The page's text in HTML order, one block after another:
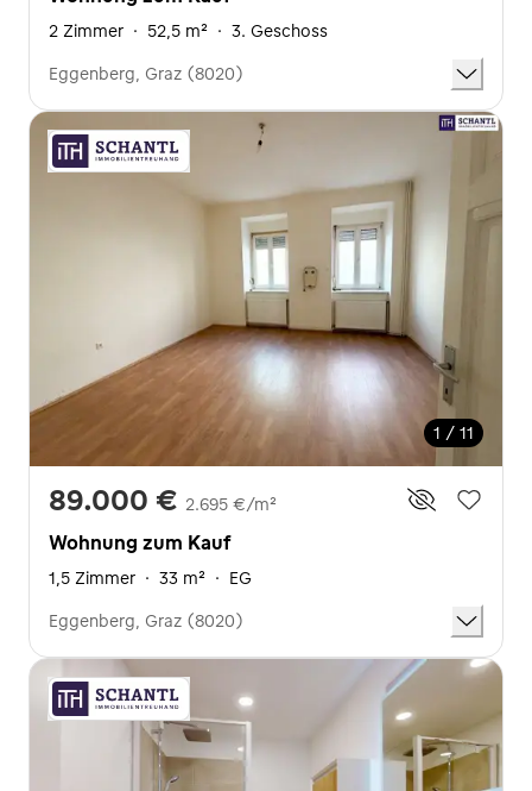
2 Zimmer · 52,5 m² · 3. Geschoss
Eggenberg, Graz (8020)
1 / 11
89.000 € 2.695 €/m²
Wohnung zum Kauf
1,5 Zimmer · 33 m² · EG
Eggenberg, Graz (8020)